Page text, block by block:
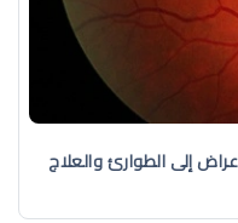
إلى الطوارئ والعلاج